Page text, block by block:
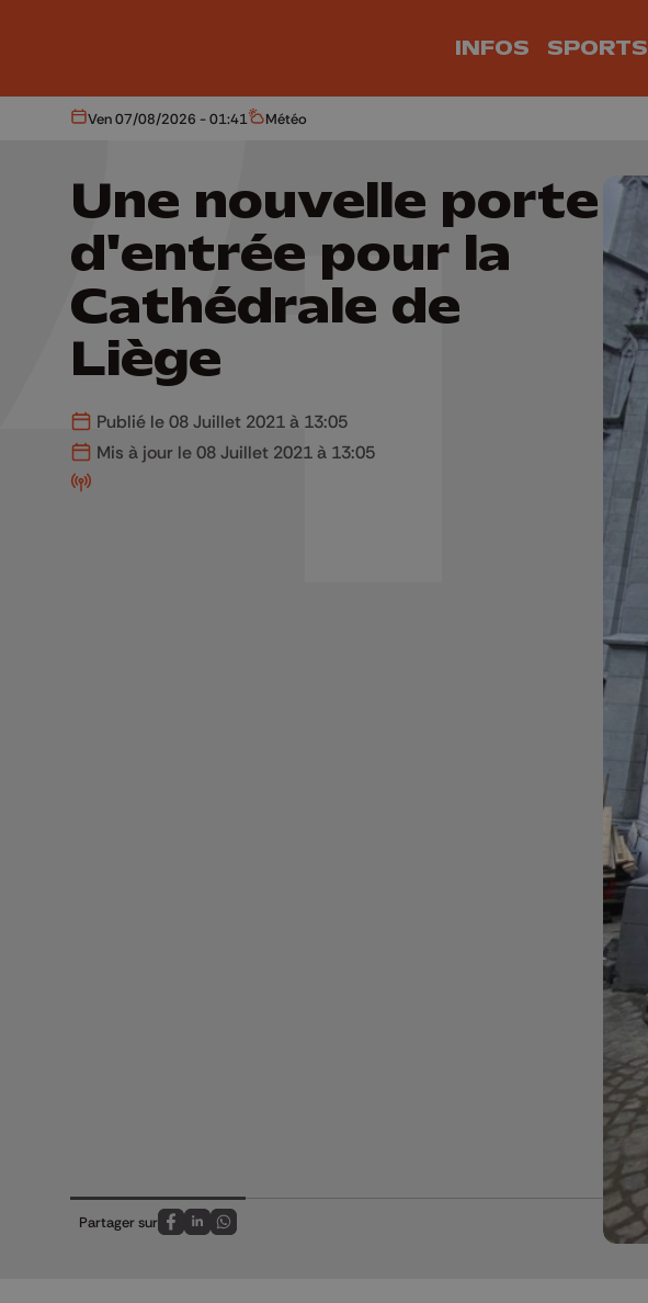
INFOS SPORTS
Aujourd'hui
Ven 07/08/2026 - 01:41 Météo
Météo
Une nouvelle porte
d'entrée pour la
Cathédrale de
Liège
Publié le 08 Juillet 2021 à 13:05
Mis à jour le 08 Juillet 2021 à 13:05
Partager sur
Partagez sur FaceBook
Partagez sur LinkedIn
Partagez sur Whatsapp